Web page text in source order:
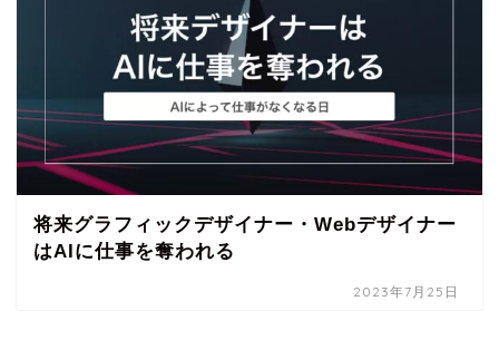
将来グラフィックデザイナー・Webデザイナー
はAIに仕事を奪われる
2023年7月25日